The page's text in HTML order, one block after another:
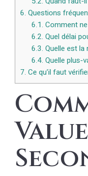
6. Questions
6.1. Comment
6.2. Quel délai
6.3. Quelle est la
6.4. Quelle plus-
7. Ce qu’il faut